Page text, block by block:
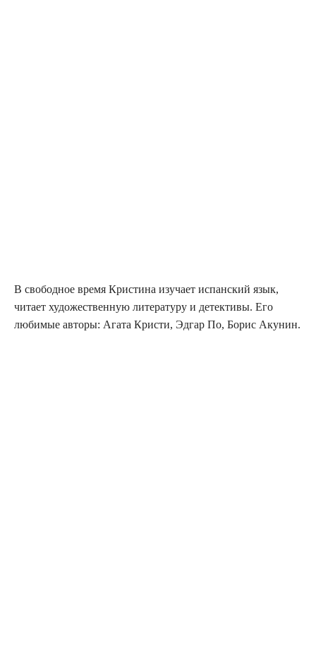
В сво­бод­ное вре­мя Кри­сти­на изу­ча­ет испан­ский язык,
чита­ет худо­же­ствен­ную лите­ра­ту­ру и детек­ти­вы. Его
люби­мые авто­ры: Ага­та Кри­сти, Эдгар По, Борис Акунин.